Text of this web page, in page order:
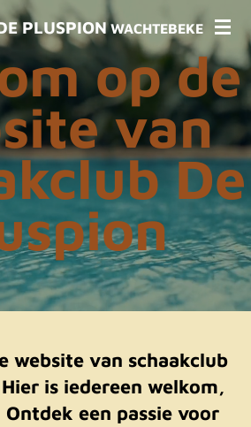
PLUSPIONWACHTEBEKE
op de
van
De
website van schaakclub
is iedereen welkom,
een passie voor